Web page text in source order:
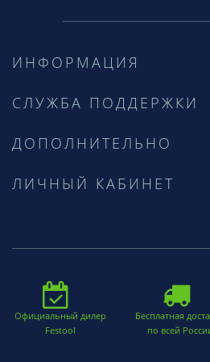
ИНФОРМАЦИЯ
СЛУЖБА ПОДДЕРЖКИ
ДОПОЛНИТЕЛЬНО
ЛИЧНЫЙ КАБИНЕТ
Официальный дилер
Festool
Бесплатная
по всей